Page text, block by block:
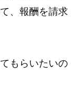
、報酬を請求
もらいたいの